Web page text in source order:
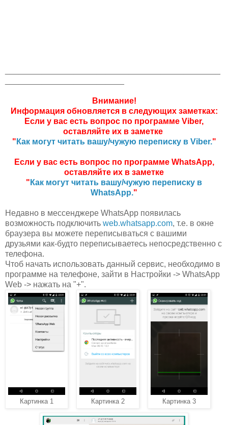
Внимание!
Информация обновляется в следующих заметках:
Если у вас есть вопрос по программе Viber,
оставляйте их в заметке
" Как могут читать вашу/чужую переписку в Viber."
Если у вас есть вопрос по программе WhatsApp,
оставляйте их в заметке
" Как могут читать вашу/чужую переписку в
WhatsApp."
Недавно в мессенджере WhatsApp появилась
возможность подключить web.whatsapp.com, т.е. в окне
браузера вы можете переписываться с вашими
друзьями как-будто переписываетесь непосредственно с
телефона.
Чтоб начать использовать данный сервис, необходимо в
программе на телефоне, зайти в Настройки -> WhatsApp
Web -> нажать на "+".
Картинка 1 Картинка 2 Картинка 3